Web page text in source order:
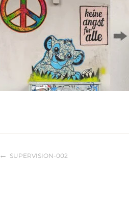
Beitragsnavigation
SUPERVISION-002